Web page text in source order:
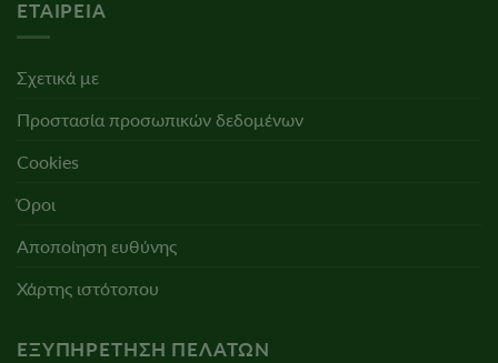
ΕΤΑΙΡΕΊΑ
Σχετικά με
Προστασία προσωπικών δεδομένων
Cookies
Όροι
Αποποίηση ευθύνης
Χάρτης ιστότοπου
ΕΞΥΠΗΡΈΤΗΣΗ ΠΕΛΑΤΏΝ